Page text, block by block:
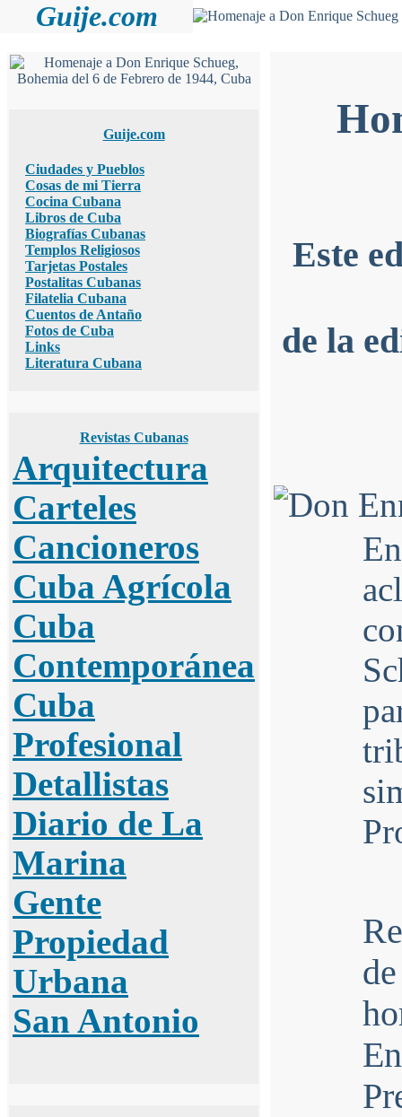
Guije.com
Guije.com
Ciudades y Pueblos
Cosas de mi Tierra
Cocina Cubana
Libros de Cuba
Biografías Cubanas
Templos Religiosos
Tarjetas Postales
Postalitas Cubanas
Filatelia Cubana
Cuentos de Antaño
Fotos de Cuba
Links
Literatura Cubana
Revistas Cubanas
Arquitectura
Carteles
Cancioneros
Cuba Agrícola
Cuba
Contemporánea
Cuba
Profesional
Detallistas
Diario de La
Marina
Gente
Propiedad
Urbana
San Antonio
Este
de la